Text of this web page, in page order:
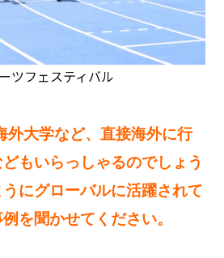
ツフェスティバル
外大学など、直接海外に行
もいらっしゃるのでしょう
にグローバルに活躍されて
を聞かせてください。